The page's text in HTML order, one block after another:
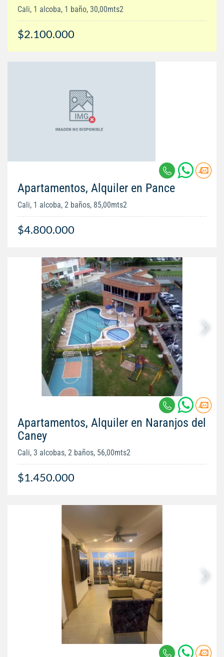
Cali, 1 alcoba, 1 baño, 30,00mts2
$2.100.000
Apartamentos, Alquiler en Pance
Cali, 1 alcoba, 2 baños, 85,00mts2
$4.800.000
Apartamentos, Alquiler en Naranjos del
Caney
Cali, 3 alcobas, 2 baños, 56,00mts2
$1.450.000